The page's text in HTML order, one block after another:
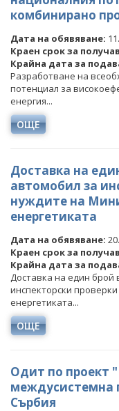
комбинирано
Дата на обявяване:
Краен срок за
Крайна дата за
Разработване на
потенциал за
енергия...
ОЩЕ
Доставка на
автомобил за
нуждите на
енергетиката
Дата на обявяване:
Краен срок за
Крайна дата за
Доставка на един брой
инспекторски
енергетиката...
ОЩЕ
Одит по проект
междусистемна
Сърбия